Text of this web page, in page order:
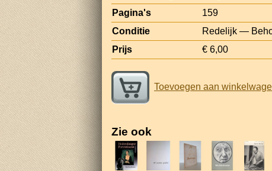
Pagina's
159
Conditie
Redelijk —
Prijs
€ 6,00
Toevoegen aan
Zie ook